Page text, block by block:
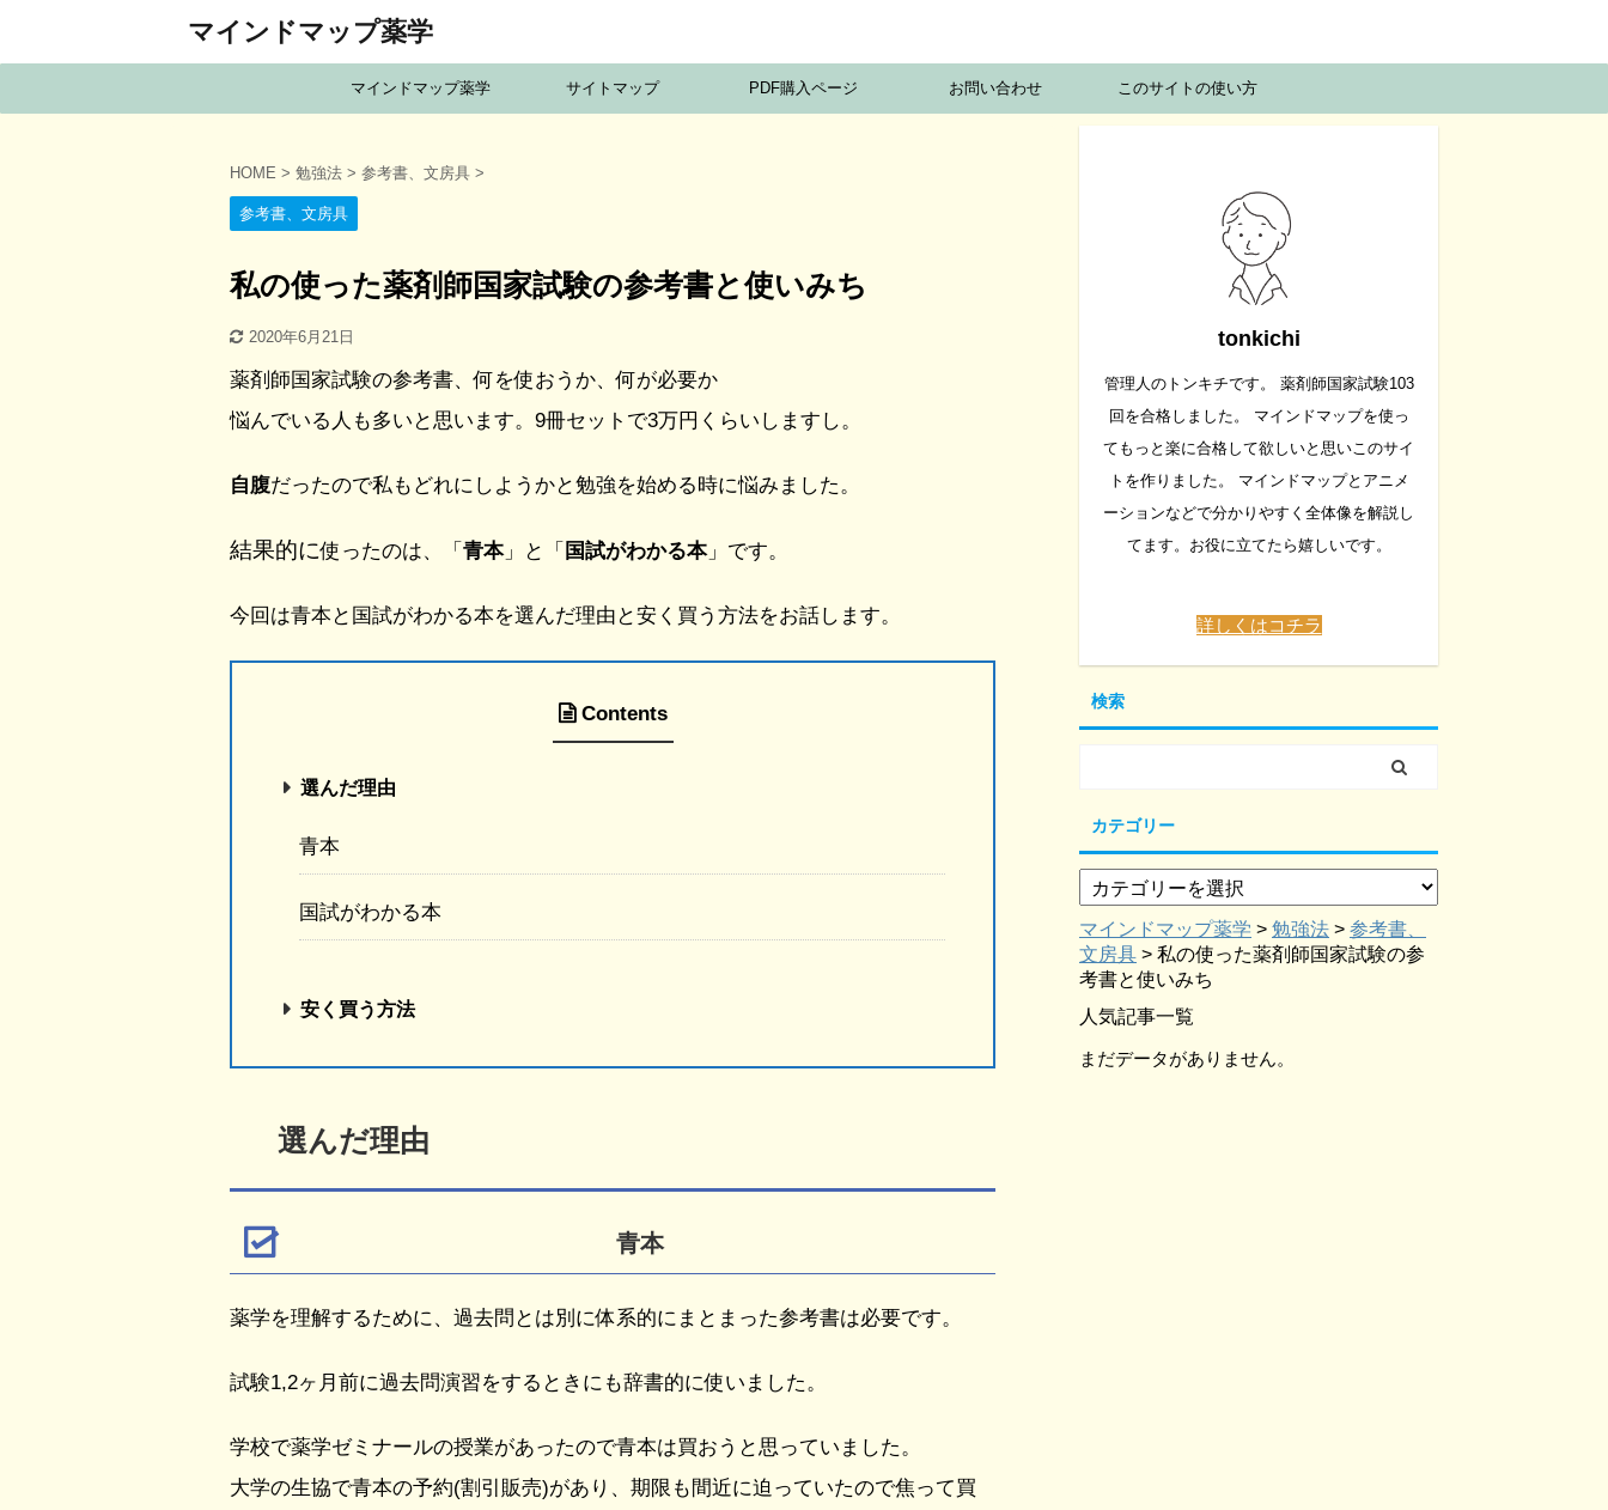
マインドマップ薬学
マインドマップ薬学 サイトマップ PDF購入ページ お問い合わせ このサイトの使い方
HOME > 勉強法 > 参考書、文房具 >
参考書、文房具
私の使った薬剤師国家試験の参考書と使いみち
2020年6月21日
薬剤師国家試験の参考書、何を使おうか、何が必要か
悩んでいる人も多いと思います。9冊セットで3万円くらいしますし。
自腹だったので私もどれにしようかと勉強を始める時に悩みました。
結果的に使ったのは、「 青本」と「 国試がわかる本」です。
今回は青本と国試がわかる本を選んだ理由と安く買う方法をお話します。
Contents
選んだ理由
青本
国試がわかる本
安く買う方法
選んだ理由
青本
薬学を理解するために、過去問とは別に体系的にまとまった参考書は必要です。
試験1,2ヶ月前に過去問演習をするときにも辞書的に使いました。
学校で薬学ゼミナールの授業があったので青本は買おうと思っていました。
大学の生協で青本の予約(割引販売)があり、期限も間近に迫っていたので焦って買
tonkichi
管理人のトンキチです。 薬剤師国家試験103
回を合格しました。 マインドマップを使っ
てもっと楽に合格して欲しいと思いこのサイ
トを作りました。 マインドマップとアニメ
ーションなどで分かりやすく全体像を解説し
てます。お役に立てたら嬉しいです。
詳しくはコチラ
検索
カテゴリー
マインドマップ薬学 > 勉強法 > 参考書、
文房具 > 私の使った薬剤師国家試験の参
考書と使いみち
人気記事一覧
まだデータがありません。